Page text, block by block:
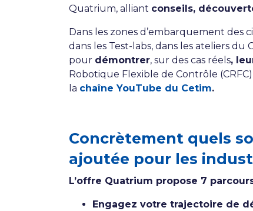
Quatrium, alliant conseils,
Dans les zones d’embarquement des
dans les Test-labs, dans les ateliers du
pour démontrer, sur des cas réels,
Robotique Flexible de Contrôle
la chaîne YouTube du Cetim.
Concrètement quels
ajoutée pour les
L’offre Quatrium propose 7
Engagez votre trajectoire de